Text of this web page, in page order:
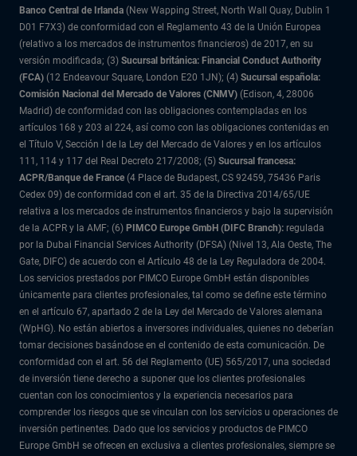
Banco Central de Irlanda (New Wapping Street, North Wall Quay, Dublin 1
D01 F7X3) de conformidad con el Reglamento 43 de la Unión Europea
(relativo a los mercados de instrumentos financieros) de 2017, en su
versión modificada; (3) Sucursal británica: Financial Conduct Authority
(FCA) (12 Endeavour Square, London E20 1JN); (4) Sucursal española:
Comisión Nacional del Mercado de Valores (CNMV) (Edison, 4, 28006
Madrid) de conformidad con las obligaciones contempladas en los
artículos 168 y 203 al 224, así como con las obligaciones contenidas en
el Título V, Sección I de la Ley del Mercado de Valores y en los artículos
111, 114 y 117 del Real Decreto 217/2008; (5) Sucursal francesa:
ACPR/Banque de France (4 Place de Budapest, CS 92459, 75436 Paris
Cedex 09) de conformidad con el art. 35 de la Directiva 2014/65/UE
relativa a los mercados de instrumentos financieros y bajo la supervisión
de la ACPR y la AMF; (6) PIMCO Europe GmbH (DIFC Branch): regulada
por la Dubai Financial Services Authority (DFSA) (Nivel 13, Ala Oeste, The
Gate, DIFC) de acuerdo con el Artículo 48 de la Ley Reguladora de 2004.
Los servicios prestados por PIMCO Europe GmbH están disponibles
únicamente para clientes profesionales, tal como se define este término
en el artículo 67, apartado 2 de la Ley del Mercado de Valores alemana
(WpHG). No están abiertos a inversores individuales, quienes no deberían
tomar decisiones basándose en el contenido de esta comunicación. De
conformidad con el art. 56 del Reglamento (UE) 565/2017, una sociedad
de inversión tiene derecho a suponer que los clientes profesionales
cuentan con los conocimientos y la experiencia necesarios para
comprender los riesgos que se vinculan con los servicios u operaciones de
inversión pertinentes. Dado que los servicios y productos de PIMCO
Europe GmbH se ofrecen en exclusiva a clientes profesionales, siempre se